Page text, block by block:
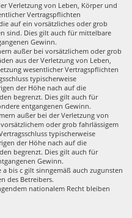
Verletzung von Leben, Körper und
Vertragspflichten
auf ein vorsätzliches oder grob
sind. Dies gilt auch für mittelbare
Gewinn.
außer bei vorsätzlichem oder grob
aus der Verletzung von Leben,
wesentlicher Vertragspflichten
typischerweise
der Höhe nach auf die
begrenzt. Dies gilt auch für
entgangenen Gewinn.
außer bei der Verletzung von
oder grob fahrlässigem
typischerweise
der Höhe nach auf die
begrenzt. Dies gilt auch für
Gewinn.
bis c gilt sinngemäß auch zugunsten
des Betreibers.
nationalem Recht bleiben